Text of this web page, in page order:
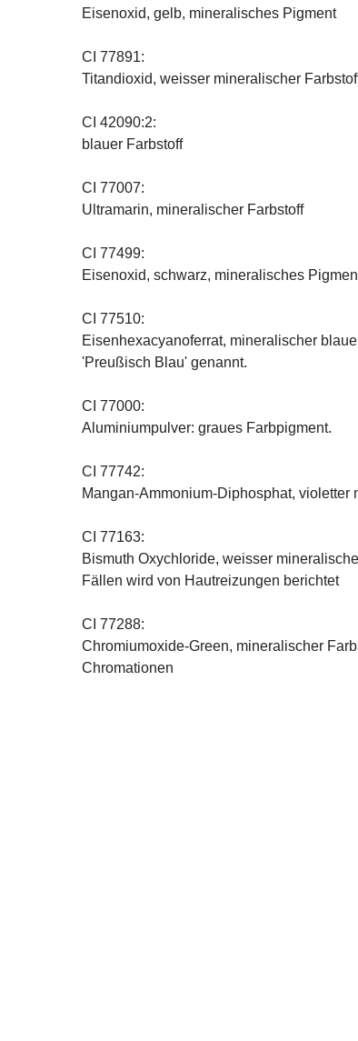
Eisenoxid, gelb, mineralisches Pigment
CI 77891:
Titandioxid, weisser mineralischer
CI 42090:2:
blauer Farbstoff
CI 77007:
Ultramarin, mineralischer Farbstoff
CI 77499:
Eisenoxid, schwarz, mineralisches
CI 77510:
Eisenhexacyanoferrat, mineralischer
'Preußisch Blau' genannt.
CI 77000:
Aluminiumpulver: graues Farbpigment.
CI 77742:
Mangan-Ammonium-Diphosphat,
CI 77163:
Bismuth Oxychloride, weisser
Fällen wird von Hautreizungen berichtet
CI 77288:
Chromiumoxide-Green, mineralischer
Chromationen